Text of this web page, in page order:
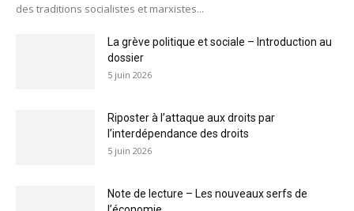
des traditions socialistes et marxistes...
La grève politique et sociale – Introduction au
dossier
5 juin 2026
Riposter à l’attaque aux droits par
l’interdépendance des droits
5 juin 2026
Note de lecture – Les nouveaux serfs de